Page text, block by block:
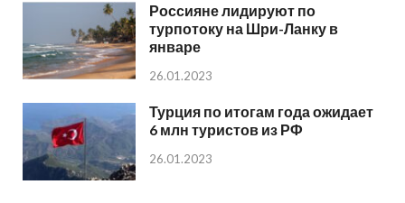
Россияне лидируют по
турпотоку на Шри-Ланку в
январе
26.01.2023
Турция по итогам года ожидает
6 млн туристов из РФ
26.01.2023